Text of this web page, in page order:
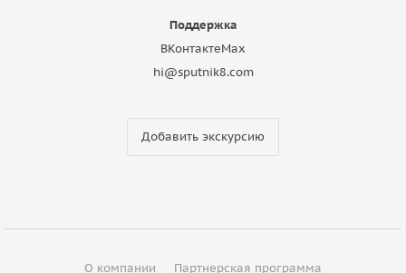
Поддержка
ВКонтактеMax
hi@sputnik8.com
Добавить экскурсию
О компании Партнерская программа